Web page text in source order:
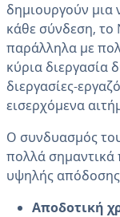
δημιουργούν μια
κάθε σύνδεση, το
παράλληλα με
κύρια διεργασία
διεργασίες-
εισερχόμενα
Ο συνδυασμός
πολλά σημαντικά
υψηλής
Αποδοτική